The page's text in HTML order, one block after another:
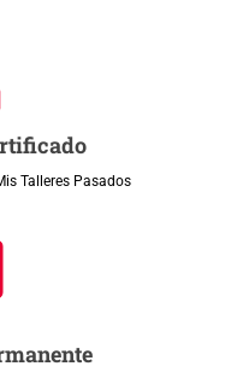
Talleres Pasados